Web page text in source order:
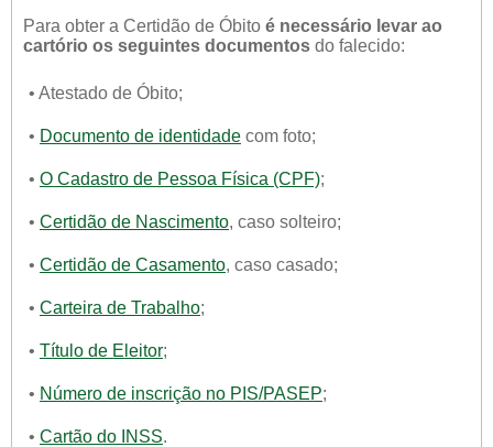
Para obter a Certidão de Óbito é necessário levar ao
cartório os seguintes documentos do falecido:
• Atestado de Óbito;
• Documento de identidade com foto;
• O Cadastro de Pessoa Física (CPF);
• Certidão de Nascimento, caso solteiro;
• Certidão de Casamento, caso casado;
• Carteira de Trabalho;
• Título de Eleitor;
• Número de inscrição no PIS/PASEP;
• Cartão do INSS.